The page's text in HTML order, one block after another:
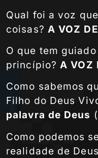
Qual foi a voz
coisas? A VOZ
O que tem
princípio?A VOZ
Como sabemos
Filho do Deus
palavra de Deus
Como podemos
realidade de